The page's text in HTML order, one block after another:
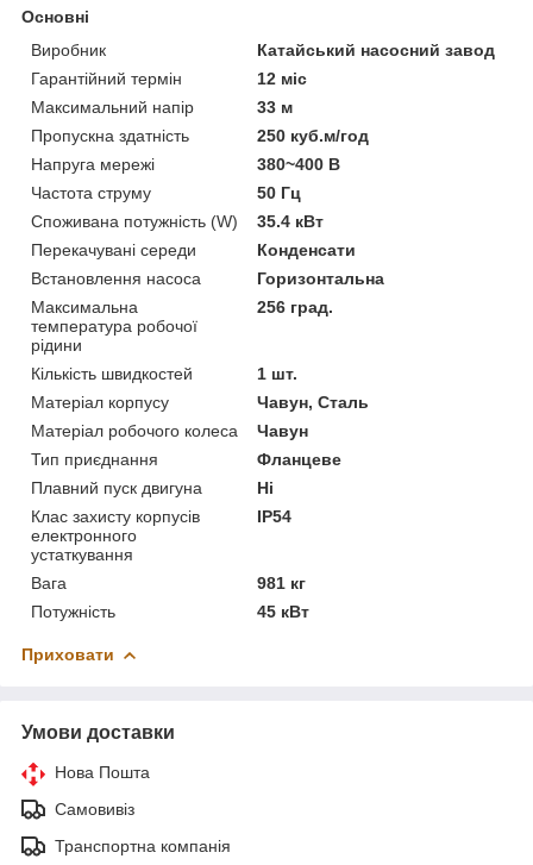
Основні
Виробник
Катайський насосний завод
Гарантійний термін
12 міс
Максимальний напір
33 м
Пропускна здатність
250 куб.м/год
Напруга мережі
380~400 В
Частота струму
50 Гц
Споживана потужність (W)
35.4 кВт
Перекачувані середи
Конденсати
Встановлення насоса
Горизонтальна
Максимальна
температура робочої
рідини
256 град.
Кількість швидкостей
1 шт.
Матеріал корпусу
Чавун, Сталь
Матеріал робочого колеса
Чавун
Тип приєднання
Фланцеве
Плавний пуск двигуна
Ні
Клас захисту корпусів
електронного
устаткування
IP54
Вага
981 кг
Потужність
45 кВт
Приховати
Умови доставки
Нова Пошта
Самовивіз
Транспортна компанія